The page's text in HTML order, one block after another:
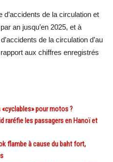
de la circulation et
an jusqu’en 2025, et à
de la circulation d’au
aux chiffres enregistrés
«cyclables» pour motos ?
raréfie les passagers en Hanoï et
flambe à cause du baht fort,